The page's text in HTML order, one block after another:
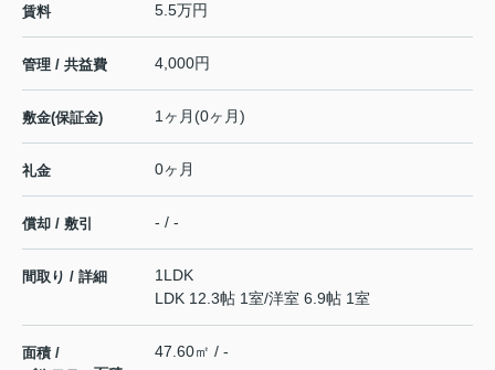
賃料 5.5万円
管理 / 共益費 4,000円
敷金(保証金) 1ヶ月(0ヶ月)
礼金 0ヶ月
償却 / 敷引 - / -
間取り / 詳細
1LDK
LDK 12.3帖 1室/洋室 6.9帖 1室
面積 /
47.60㎡ / -